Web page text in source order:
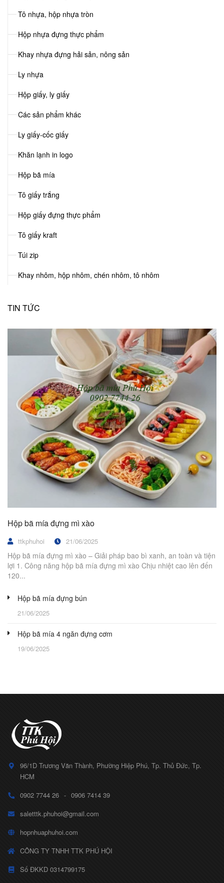
Tô nhựa, hộp nhựa tròn
Hộp nhựa đựng thực phẩm
Khay nhựa đựng hải sản, nông sản
Ly nhựa
Hộp giấy, ly giấy
Các sản phẩm khác
Ly giấy-cốc giấy
Khăn lạnh in logo
Hộp bã mía
Tô giấy trắng
Hộp giấy đựng thực phẩm
Tô giấy kraft
Túi zip
Khay nhôm, hộp nhôm, chén nhôm, tô nhôm
TIN TỨC
Hộp bã mía đựng mì xào
ttkphuhoi 21/06/2025
Hộp bã mía đựng mì xào – Giải pháp bao bì xanh, an toàn và tiện
lợi 1. Công năng hộp bã mía đựng mì xào Chịu nhiệt cao lên đến
120...
Hộp bã mía đựng bún
21/06/2025
Hộp bã mía 4 ngăn đựng cơm
19/06/2025
96/1D Trương Văn Thành, Phường Hiệp Phú, Tp. Thủ Đức, Tp.
HCM
0902 7744 26 - 0906 7414 39
saletttk.phuhoi@gmail.com
hopnhuaphuhoi.com
CÔNG TY TNHH TTK PHÚ HỘI
Số ĐKKD 0314799175